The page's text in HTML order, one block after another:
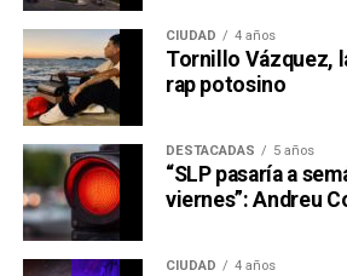
CIUDAD 4 años
Tornillo Vázquez,
rap potosino
DESTACADAS 5 años
“SLP pasaría a
viernes”: Andreu
CIUDAD 4 años